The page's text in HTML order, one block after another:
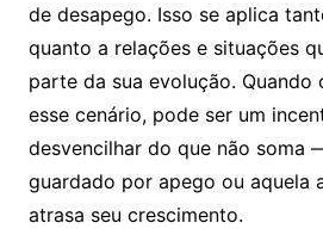
de desapego. Isso se aplica
quanto a relações e situações
parte da sua evolução. Quando
esse cenário, pode ser um
desvencilhar do que não soma
guardado por apego ou aquela
atrasa seu crescimento.